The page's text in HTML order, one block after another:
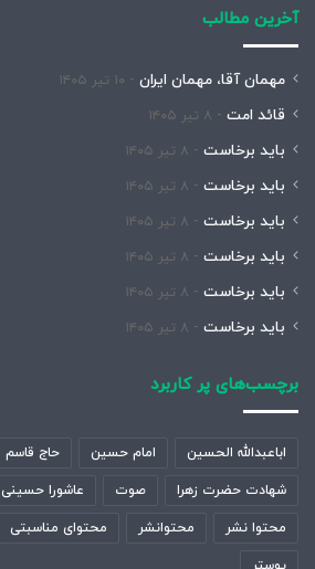
آخرین مطالب
مهمان آقا، مهمان ایران ۱۰ تیر ۱۴۰۵
قائد امت ۸ تیر ۱۴۰۵
باید برخاست ۸ تیر ۱۴۰۵
باید برخاست ۸ تیر ۱۴۰۵
باید برخاست ۸ تیر ۱۴۰۵
باید برخاست ۸ تیر ۱۴۰۵
باید برخاست ۸ تیر ۱۴۰۵
باید برخاست ۸ تیر ۱۴۰۵
برچسب‌های پر کاربرد
اباعبدالله الحسین امام حسین حاج قاسم
شهادت حضرت زهرا صوت عاشورا حسینی
محتوا نشر محتوانشر محتوای مناسبتی
پوستر